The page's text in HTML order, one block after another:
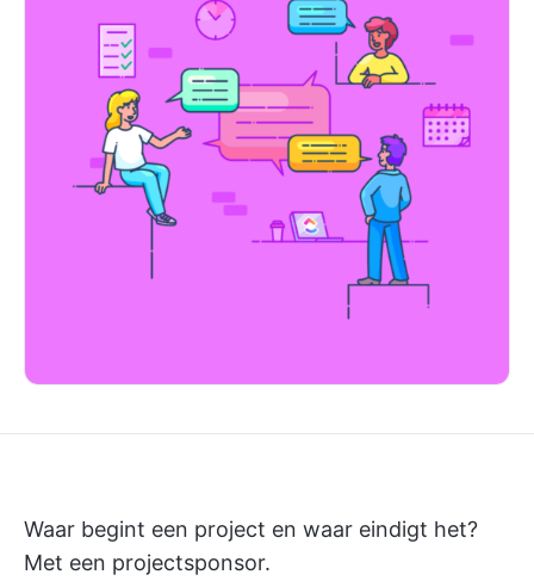
Waar begint een project en waar eindigt het?
Met een projectsponsor.